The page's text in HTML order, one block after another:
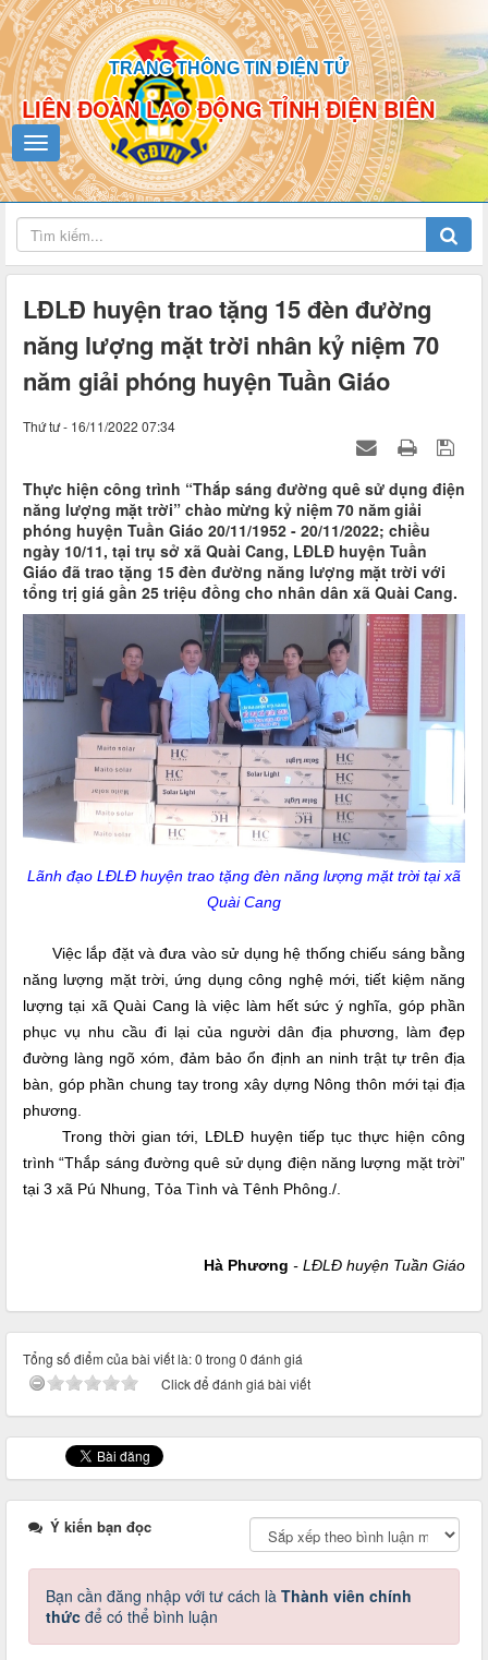
TRANG THÔNG TIN ĐIỆN TỬ
LIÊN ĐOÀN LAO ĐỘNG TỈNH ĐIỆN BIÊN
LĐLĐ huyện trao tặng 15 đèn đường
năng lượng mặt trời nhân kỷ niệm 70
năm giải phóng huyện Tuần Giáo
Thứ tư - 16/11/2022 07:34
Thực hiện công trình “Thắp sáng đường quê sử dụng điện
năng lượng mặt trời” chào mừng kỷ niệm 70 năm giải
phóng huyện Tuần Giáo 20/11/1952 - 20/11/2022; chiều
ngày 10/11, tại trụ sở xã Quài Cang, LĐLĐ huyện Tuần
Giáo đã trao tặng 15 đèn đường năng lượng mặt trời với
tổng trị giá gần 25 triệu đồng cho nhân dân xã Quài Cang.
Lãnh đạo LĐLĐ huyện trao tặng đèn năng lượng mặt trời tại xã
Quài Cang
Việc lắp đặt và đưa vào sử dụng hệ thống chiếu sáng bằng
năng lượng mặt trời, ứng dụng công nghệ mới, tiết kiệm năng
lượng tại xã Quài Cang là việc làm hết sức ý nghĩa, góp phần
phục vụ nhu cầu đi lại của người dân địa phương, làm đẹp
đường làng ngõ xóm, đảm bảo ổn định an ninh trật tự trên địa
bàn, góp phần chung tay trong xây dựng Nông thôn mới tại địa
phương.
Trong thời gian tới, LĐLĐ huyện tiếp tục thực hiện công
trình “Thắp sáng đường quê sử dụng điện năng lượng mặt trời”
tại 3 xã Pú Nhung, Tỏa Tình và Tênh Phông./.
Hà Phương - LĐLĐ huyện Tuần Giáo
Tổng số điểm của bài viết là: 0 trong 0 đánh giá
Click để đánh giá bài viết
Ý kiến bạn đọc
Bạn cần đăng nhập với tư cách là Thành viên chính
thức để có thể bình luận